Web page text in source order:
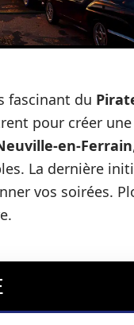
fascinant du
pour créer
en-Ferrain
La dernière
vos soirées.